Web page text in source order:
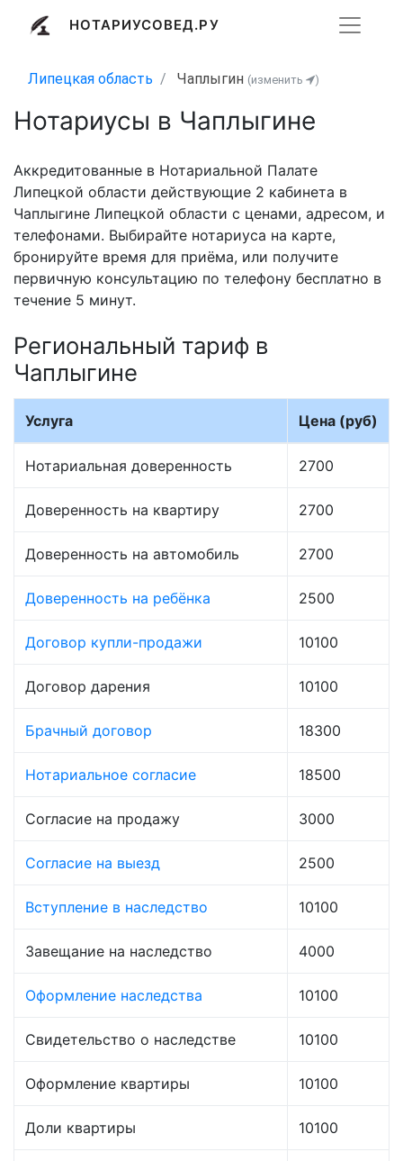
НОТАРИУСОВЕД.РУ
Липецкая область Чаплыгин (изменить )
Нотариусы в Чаплыгине
Аккредитованные в Нотариальной Палате
Липецкой области действующие 2 кабинета в
Чаплыгине Липецкой области с ценами, адресом, и
телефонами. Выбирайте нотариуса на карте,
бронируйте время для приёма, или получите
первичную консультацию по телефону бесплатно в
течение 5 минут.
Региональный тариф в
Чаплыгине
Услуга Цена (руб)
Нотариальная доверенность 2700
Доверенность на квартиру 2700
Доверенность на автомобиль 2700
Доверенность на ребёнка 2500
Договор купли-продажи 10100
Договор дарения 10100
Брачный договор 18300
Нотариальное согласие 18500
Согласие на продажу 3000
Согласие на выезд 2500
Вступление в наследство 10100
Завещание на наследство 4000
Оформление наследства 10100
Свидетельство о наследстве 10100
Оформление квартиры 10100
Доли квартиры 10100